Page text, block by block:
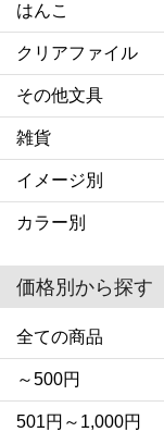
はんこ
クリアファイル
その他文具
雑貨
イメージ別
カラー別
価格別から探す
全ての商品
～500円
501円～1,000円